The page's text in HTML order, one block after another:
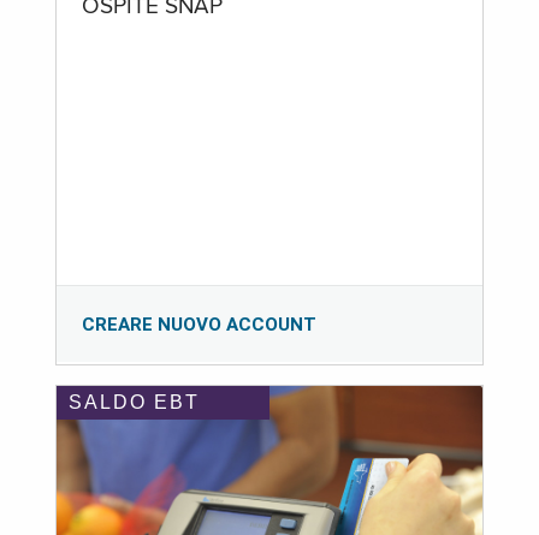
OSPITE SNAP
CREARE NUOVO ACCOUNT
SALDO EBT